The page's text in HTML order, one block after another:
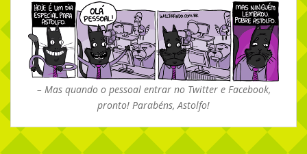
– Mas quando o pessoal entrar no Twitter e Facebook,
pronto! Parabéns, Astolfo!